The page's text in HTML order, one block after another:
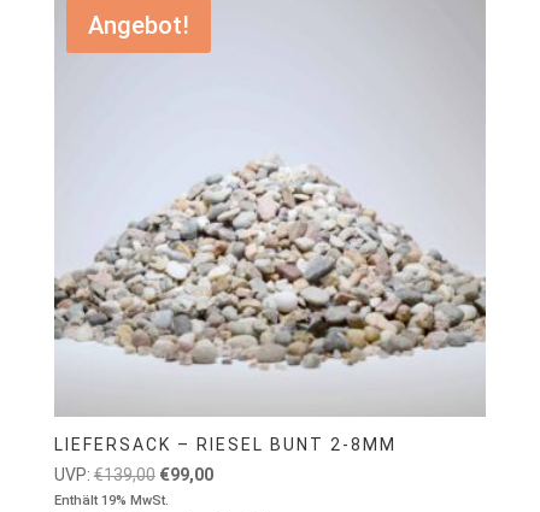
Angebot!
LIEFERSACK – RIESEL BUNT 2-8MM
UVP: €139,00 Ursprünglicher
Preis
€99,00Aktueller
Enthält 19% MwSt.